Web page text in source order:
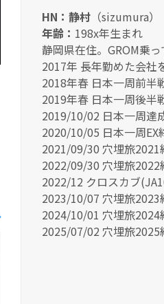
HN：静村 （sizumura）
年齢： 198x年生まれ
静岡県在住。GROM乗っ
2017年 長年勤めた会社
2018年春 日本一周前半
2019年春 日本一周後半
2019/10/02 日本一周達
2020/10/05 日本一周EX
2021/09/30 穴埋旅2021
2022/09/30 穴埋旅2022
2022/12 クロスカブ
2023/10/07 穴埋旅2023
2024/10/01 穴埋旅2024
2025/07/02 穴埋旅2025